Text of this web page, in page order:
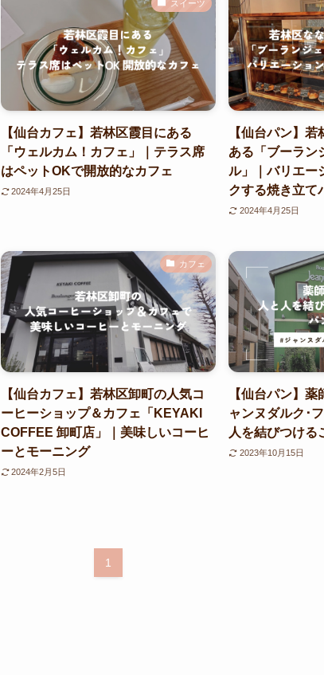
スイーツ
【仙台カフェ】若林区霞目にある
「ウェルカム！カフェ」｜テラス席
はペットOKで開放的なカフェ
2024年4月25日
【仙台パン】
ある「ブーラン
ル」｜バリエー
クする焼き立て
2024年4月25日
カフェ
【仙台カフェ】若林区卸町の人気コ
ーヒーショップ＆カフェ「KEYAKI
COFFEE 卸町店」｜美味しいコーヒ
ーとモーニング
2024年2月5日
【仙台パン】
ャンヌダルク･
人を結びつける
2023年10月15日
1